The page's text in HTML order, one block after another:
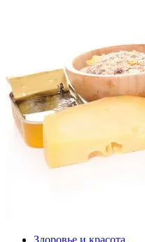
Здоровье и красота